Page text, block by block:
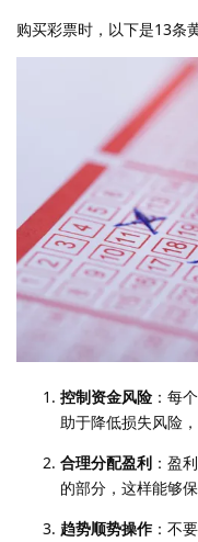
购买彩票时，以下是13条
控制资金风险 ：每
助于降低损失风险
合理分配盈利 ：盈
的部分，这样能够
趋势顺势操作 ：不